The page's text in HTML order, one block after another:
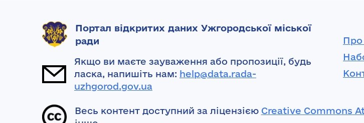
Портал відкритих даних Ужгородської міської
ради
Якщо ви маєте зауваження або пропозиції, будь
ласка, напишіть нам: help@data.rada-
uzhgorod.gov.ua
Про
Весь контент доступний за ліцензією Creative Commons